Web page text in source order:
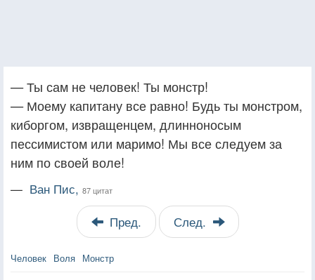
— Ты сам не человек! Ты монстр!
— Моему капитану все равно! Будь ты монстром,
киборгом, извращенцем, длинноносым
пессимистом или маримо! Мы все следуем за
ним по своей воле!
— Ван Пис, 87 цитат
Пред. След.
Человек Воля Монстр